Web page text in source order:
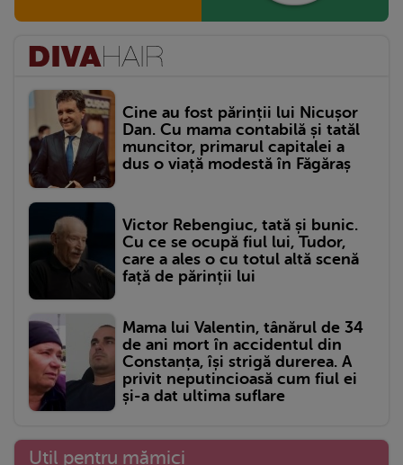
Cine au fost părinții lui Nicușor
Dan. Cu mama contabilă și tatăl
muncitor, primarul capitalei a
dus o viață modestă în Făgăraș
Victor Rebengiuc, tată și bunic.
Cu ce se ocupă fiul lui, Tudor,
care a ales o cu totul altă scenă
față de părinții lui
Mama lui Valentin, tânărul de 34
de ani mort în accidentul din
Constanța, își strigă durerea. A
privit neputincioasă cum fiul ei
și-a dat ultima suflare
Util pentru mămici